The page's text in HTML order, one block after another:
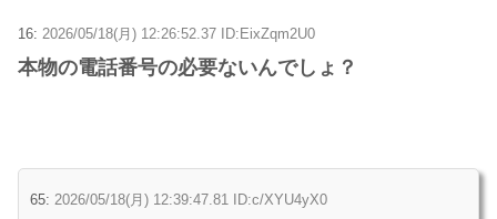
16: 2026/05/18(月) 12:26:52.37 ID:EixZqm2U0
本物の電話番号の必要ないんでしょ？
65: 2026/05/18(月) 12:39:47.81 ID:c/XYU4yX0